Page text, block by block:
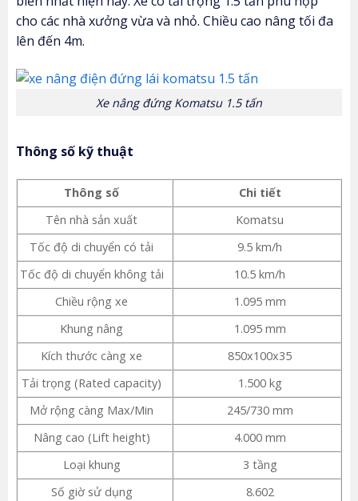
cho các nhà xưởng vừa và nhỏ. Chiều cao nâng tối đa
lên đến 4m.
Xe nâng đứng Komatsu 1.5 tấn
Thông số kỹ thuật
Thông số
Chi tiết
Tên nhà sản xuất
Komatsu
Tốc độ di chuyển có tải
9.5 km/h
Tốc độ di chuyển không tải
10.5 km/h
Chiều rộng xe
1.095 mm
Khung nâng
1.095 mm
Kích thước càng xe
850x100x35
Tải trọng (Rated capacity)
1.500 kg
Mở rộng càng Max/Min
245/730 mm
Nâng cao (Lift height)
4.000 mm
Loại khung
3 tầng
Số giờ sử dụng
8.602